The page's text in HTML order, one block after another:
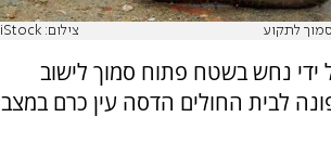
צילום: iStock
הוכש על ידי נחש בשטח פתוח סמוך לישוב
לבית החולים הדסה עין כרם במצב